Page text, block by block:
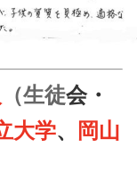
（生徒会・
大学、
岡山